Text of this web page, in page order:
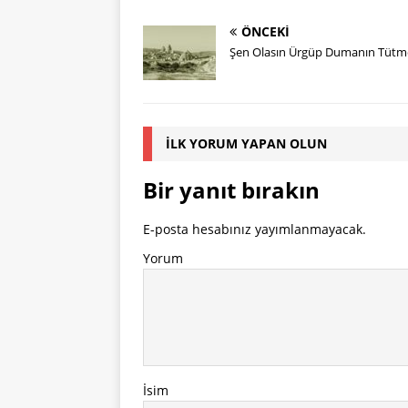
ÖNCEKI
Şen Olasın Ürgüp Dumanın
İLK YORUM YAPAN OLUN
Bir yanıt bırakın
E-posta hesabınız yayımlanmayacak.
Yorum
İsim